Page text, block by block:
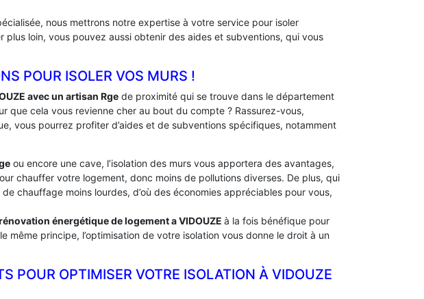
nous mettrons notre expertise à votre service pour isoler
plus loin, vous pouvez aussi obtenir des aides et subventions, qui vous
POUR ISOLER VOS MURS !
avec un artisan Rge de proximité qui se trouve dans le département
que cela vous revienne cher au bout du compte ? Rassurez-vous,
vous pourrez profiter d’aides et de subventions spécifiques, notamment
ou encore une cave, l’isolation des murs vous apportera des avantages,
chauffer votre logement, donc moins de pollutions diverses. De plus, qui
chauffage moins lourdes, d’où des économies appréciables pour vous,
énergétique de logement aVIDOUZE à la fois bénéfique pour
même principe, l’optimisation de votre isolation vous donne le droit à un
POUR OPTIMISER VOTRE ISOLATION À ‎VIDOUZE